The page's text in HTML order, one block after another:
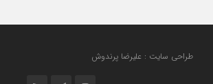
طراحی سایت : علیرضا پرندوش